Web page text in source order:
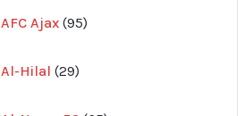
AFC Ajax 95
produkter
Al-Hilal 29
produkter